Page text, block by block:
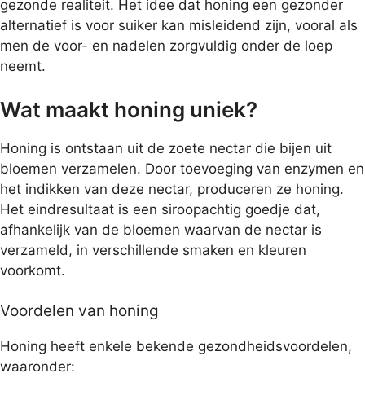
gezonde realiteit. Het idee dat honing een gezonder
alternatief is voor suiker kan misleidend zijn, vooral als
men de voor- en nadelen zorgvuldig onder de loep
neemt.
Wat maakt honing uniek?
Honing is ontstaan uit de zoete nectar die bijen uit
bloemen verzamelen. Door toevoeging van enzymen en
het indikken van deze nectar, produceren ze honing.
Het eindresultaat is een siroopachtig goedje dat,
afhankelijk van de bloemen waarvan de nectar is
verzameld, in verschillende smaken en kleuren
voorkomt.
Voordelen van honing
Honing heeft enkele bekende gezondheidsvoordelen,
waaronder: